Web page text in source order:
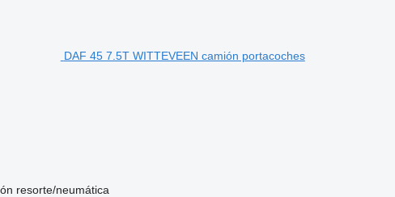
DAF 45 7.5T WITTEVEEN camión portacoches
resorte/neumática